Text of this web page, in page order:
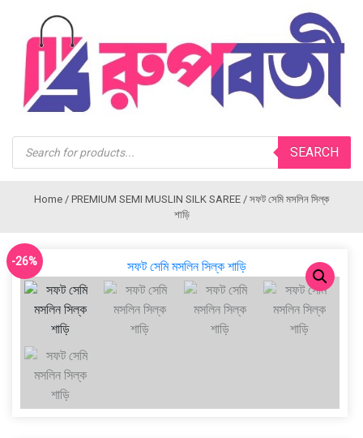
Products
search
SEARCH
Home / PREMIUM SEMI MUSLIN SILK SAREE / সফট সেমি মসলিন সিল্ক
শাড়ি
-26%